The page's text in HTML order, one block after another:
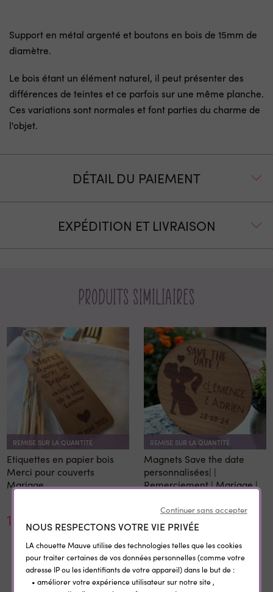
Support en métal argenté et boutons en bois de 15mm de
diamètre.
Le bois étant un élément naturel, il peut présenter des
différences de teintes et ce parfois sur une même planche.
Ces variations sont normales et font parties du charme de
l'objet.
DÉTAIL DU PAIEMENT
EXPÉDITION ET LIVRAISON
Produits similiaires
REMISE SUR LA QUANTITÉ
Etiquettes en papier bois
Merci pour couverts
Mariage
1,14 €
REMISE SUR LA QUANTITÉ
Magnets Save the date
personnalisées| |
Remerciement | Mariage |
4,20 €
Continuer sans accepter
NOUS RESPECTONS VOTRE VIE PRIVÉE
LA chouette Mauve utilise des technologies telles que les cookies
pour traiter certaines de vos données personnelles (comme votre
adresse IP ou les identifiants de votre appareil) dans le but de :
• améliorer votre expérience utilisateur sur notre site ,